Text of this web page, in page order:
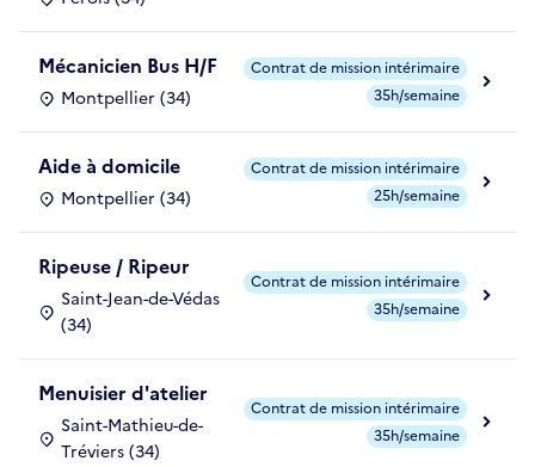
Mécanicien Bus H/F
Montpellier (34)
Contrat de mission intérimaire
35h/semaine
Aide à domicile
Montpellier (34)
Contrat de mission intérimaire
25h/semaine
Ripeuse / Ripeur
Saint-Jean-de-Védas
(34)
Contrat de mission intérimaire
35h/semaine
Menuisier d'atelier
Saint-Mathieu-de-
Tréviers (34)
Contrat de mission intérimaire
35h/semaine